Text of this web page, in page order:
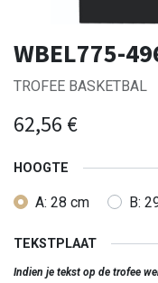
WBEL775-
TROFEE BASKETBAL
62,56 €
HOOGTE
A: 28 cm B:
TEKSTPLAAT
Indien je tekst op de trofee